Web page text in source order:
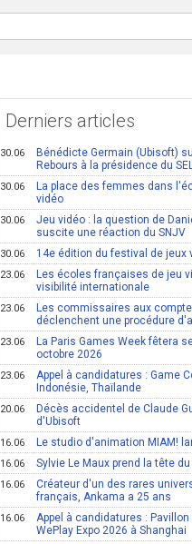
Derniers articles
30.06
Bénédicte Germain (Ubisoft)
Rebours à la présidence du
30.06
La place des femmes dans
vidéo
30.06
Jeu vidéo : la question de
suscite une réaction du SNJV
30.06 14e édition du festival de jeux
23.06
Les écoles françaises de jeu
visibilité internationale
23.06
Les commissaires aux
déclenchent une procédure
23.06
La Paris Games Week fêtera
octobre 2026
23.06
Appel à candidatures : Game
Indonésie, Thaïlande
20.06
Décès accidentel de Claude
d'Ubisoft
16.06 Le studio d'animation MIAM!
16.06 Sylvie Le Maux prend la tête du
16.06
Créateur d'un des rares
français, Ankama a 25 ans
16.06
Appel à candidatures : Pavillon
WePlay Expo 2026 à Shanghai